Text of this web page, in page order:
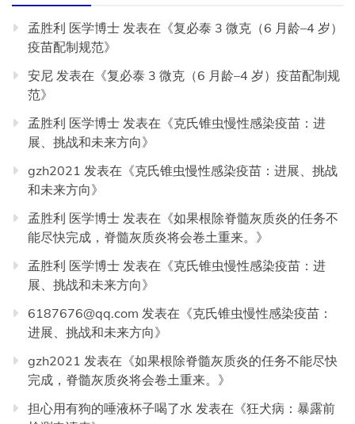
孟胜利 医学博士 发表在《复必泰 3 微克（6 月龄–4 岁）
疫苗配制规范》
安尼 发表在《复必泰 3 微克（6 月龄–4 岁）疫苗配制规
范》
孟胜利 医学博士 发表在《克氏锥虫慢性感染疫苗：进
展、挑战和未来方向》
gzh2021 发表在《克氏锥虫慢性感染疫苗：进展、挑战
和未来方向》
孟胜利 医学博士 发表在《如果根除脊髓灰质炎的任务不
能尽快完成，脊髓灰质炎将会卷土重来。 》
孟胜利 医学博士 发表在《克氏锥虫慢性感染疫苗：进
展、挑战和未来方向》
6187676@qq.com 发表在《克氏锥虫慢性感染疫苗：
进展、挑战和未来方向》
gzh2021 发表在《如果根除脊髓灰质炎的任务不能尽快
完成，脊髓灰质炎将会卷土重来。 》
担心用有狗的唾液杯子喝了水 发表在《狂犬病：暴露前